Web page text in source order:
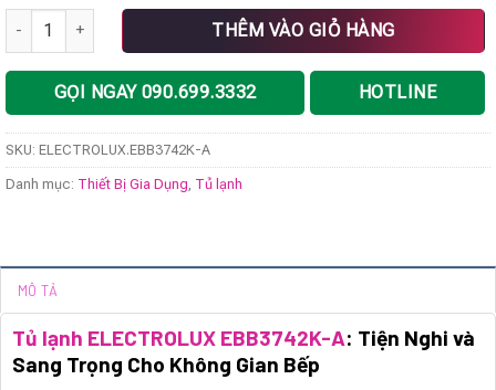
Tủ lạnh ELECTROLUX EBB3742K-A số lượng
THÊM VÀO GIỎ HÀNG
GỌI NGAY 090.699.3332 HOTLINE
SKU: ELECTROLUX.EBB3742K-A
Danh mục: Thiết Bị Gia Dụng Tủ lạnh
MÔ TẢ
Tủ lạnh ELECTROLUX EBB3742K-A: Tiện Nghi và
Sang Trọng Cho Không Gian Bếp